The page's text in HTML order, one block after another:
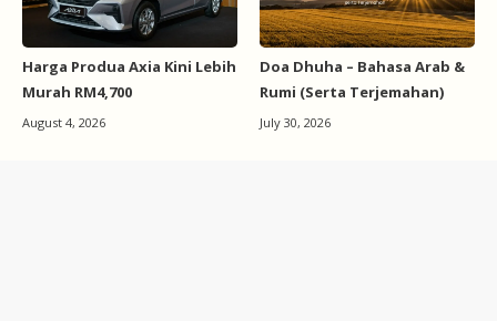
Harga Produa Axia Kini Lebih
Murah RM4,700
August 4, 2026
Doa Dhuha – Bahasa Arab &
Rumi (Serta Terjemahan)
July 30, 2026